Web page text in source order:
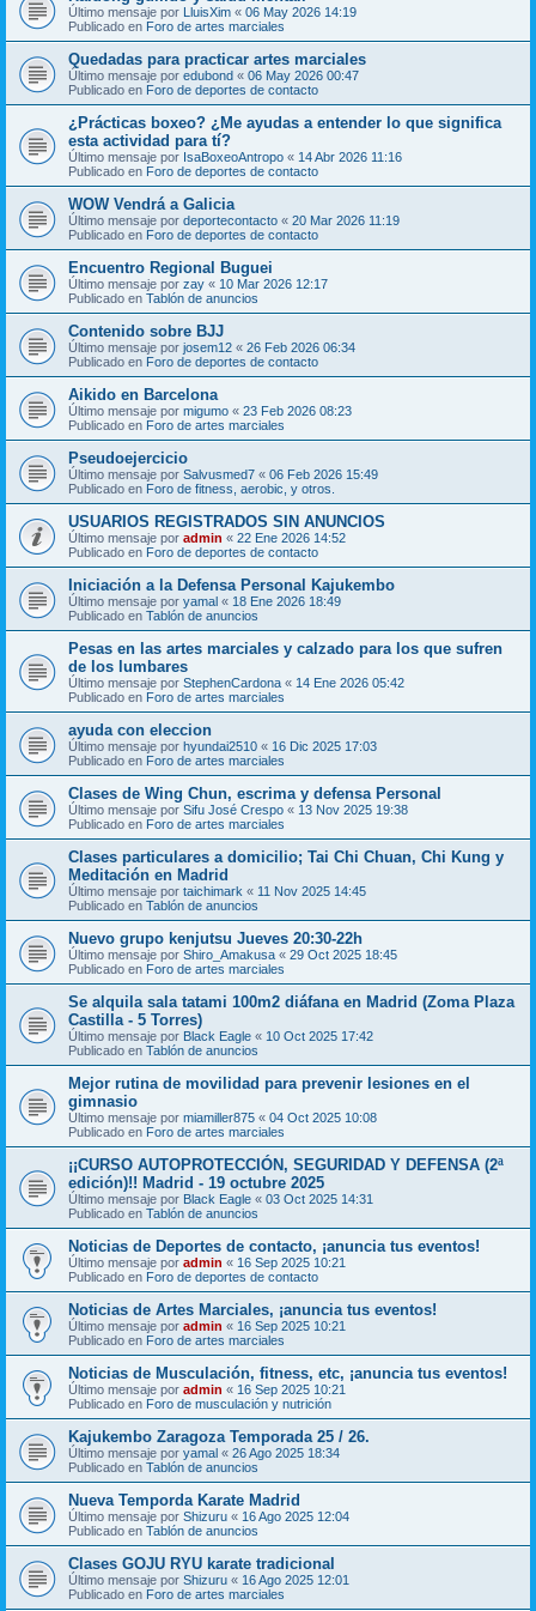
Último mensaje por LluisXim « 06 May 2026 14:19
Publicado en Foro de artes marciales
Quedadas para practicar artes marciales
Último mensaje por edubond « 06 May 2026 00:47
Publicado en Foro de deportes de contacto
¿Prácticas boxeo? ¿Me ayudas a entender lo que significa
esta actividad para tí?
Último mensaje por IsaBoxeoAntropo « 14 Abr 2026 11:16
Publicado en Foro de deportes de contacto
WOW Vendrá a Galicia
Último mensaje por deportecontacto « 20 Mar 2026 11:19
Publicado en Foro de deportes de contacto
Encuentro Regional Buguei
Último mensaje por zay « 10 Mar 2026 12:17
Publicado en Tablón de anuncios
Contenido sobre BJJ
Último mensaje por josem12 « 26 Feb 2026 06:34
Publicado en Foro de deportes de contacto
Aikido en Barcelona
Último mensaje por migumo « 23 Feb 2026 08:23
Publicado en Foro de artes marciales
Pseudoejercicio
Último mensaje por Salvusmed7 « 06 Feb 2026 15:49
Publicado en Foro de fitness, aerobic, y otros.
USUARIOS REGISTRADOS SIN ANUNCIOS
Último mensaje por admin « 22 Ene 2026 14:52
Publicado en Foro de deportes de contacto
Iniciación a la Defensa Personal Kajukembo
Último mensaje por yamal « 18 Ene 2026 18:49
Publicado en Tablón de anuncios
Pesas en las artes marciales y calzado para los que sufren
de los lumbares
Último mensaje por StephenCardona « 14 Ene 2026 05:42
Publicado en Foro de artes marciales
ayuda con eleccion
Último mensaje por hyundai2510 « 16 Dic 2025 17:03
Publicado en Foro de artes marciales
Clases de Wing Chun, escrima y defensa Personal
Último mensaje por Sifu José Crespo « 13 Nov 2025 19:38
Publicado en Foro de artes marciales
Clases particulares a domicilio; Tai Chi Chuan, Chi Kung y
Meditación en Madrid
Último mensaje por taichimark « 11 Nov 2025 14:45
Publicado en Tablón de anuncios
Nuevo grupo kenjutsu Jueves 20:30-22h
Último mensaje por Shiro_Amakusa « 29 Oct 2025 18:45
Publicado en Foro de artes marciales
Se alquila sala tatami 100m2 diáfana en Madrid (Zoma Plaza
Castilla - 5 Torres)
Último mensaje por Black Eagle « 10 Oct 2025 17:42
Publicado en Tablón de anuncios
Mejor rutina de movilidad para prevenir lesiones en el
gimnasio
Último mensaje por miamiller875 « 04 Oct 2025 10:08
Publicado en Foro de artes marciales
¡¡CURSO AUTOPROTECCIÓN, SEGURIDAD Y DEFENSA (2ª
edición)!! Madrid - 19 octubre 2025
Último mensaje por Black Eagle « 03 Oct 2025 14:31
Publicado en Tablón de anuncios
Noticias de Deportes de contacto, ¡anuncia tus eventos!
Último mensaje por admin « 16 Sep 2025 10:21
Publicado en Foro de deportes de contacto
Noticias de Artes Marciales, ¡anuncia tus eventos!
Último mensaje por admin « 16 Sep 2025 10:21
Publicado en Foro de artes marciales
Noticias de Musculación, fitness, etc, ¡anuncia tus eventos!
Último mensaje por admin « 16 Sep 2025 10:21
Publicado en Foro de musculación y nutrición
Kajukembo Zaragoza Temporada 25 / 26.
Último mensaje por yamal « 26 Ago 2025 18:34
Publicado en Tablón de anuncios
Nueva Temporda Karate Madrid
Último mensaje por Shizuru « 16 Ago 2025 12:04
Publicado en Tablón de anuncios
Clases GOJU RYU karate tradicional
Último mensaje por Shizuru « 16 Ago 2025 12:01
Publicado en Foro de artes marciales